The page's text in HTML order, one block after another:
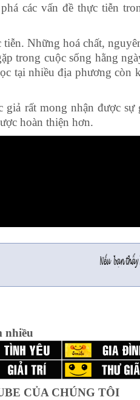
các vấn đề thực tiễn
Những hoá chất,
trong cuộc sống hằng
tại nhiều địa phương còn
rất mong nhận được sự
hoàn thiện hơn.
nhiều
CỦA CHÚNG TÔI